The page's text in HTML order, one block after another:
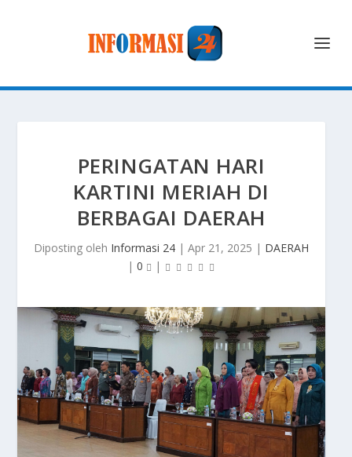
PERINGATAN HARI
KARTINI MERIAH DI
BERBAGAI DAERAH
Diposting oleh Informasi 24 | Apr 21, 2025 | DAERAH
| 0 |